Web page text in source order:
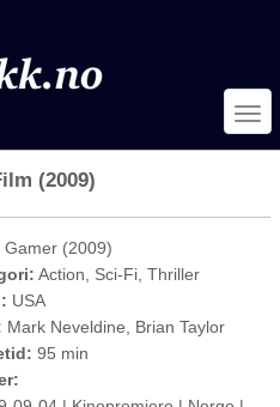
(2009)
Gamer (2009)
Action, Sci-Fi, Thriller
USA
Mark Neveldine, Brian Taylor
95 min